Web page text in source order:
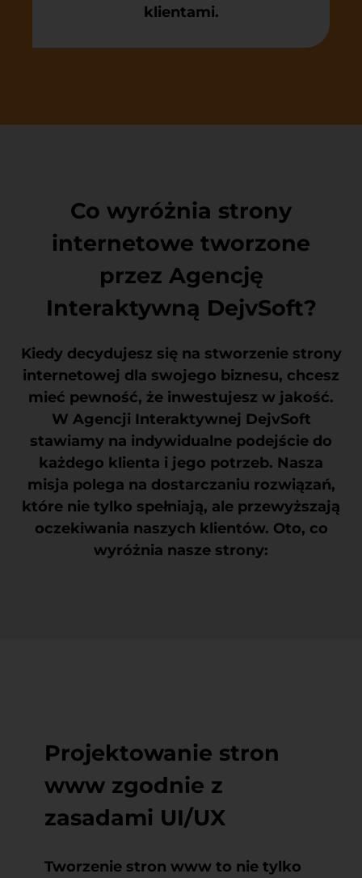
klientami.
Co wyróżnia strony
internetowe tworzone
przez Agencję
Interaktywną DejvSoft?
Kiedy decydujesz się na stworzenie strony
internetowej dla swojego biznesu, chcesz
mieć pewność, że inwestujesz w jakość.
W Agencji Interaktywnej DejvSoft
stawiamy na indywidualne podejście do
każdego klienta i jego potrzeb. Nasza
misja polega na dostarczaniu rozwiązań,
które nie tylko spełniają, ale przewyższają
oczekiwania naszych klientów. Oto, co
wyróżnia nasze strony:
Projektowanie stron
www zgodnie z
zasadami UI/UX
Tworzenie stron www to nie tylko